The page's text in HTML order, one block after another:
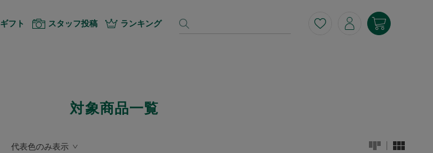
ギフト スタッフ投稿 ランキング
対象商品一覧
代表色のみ表示